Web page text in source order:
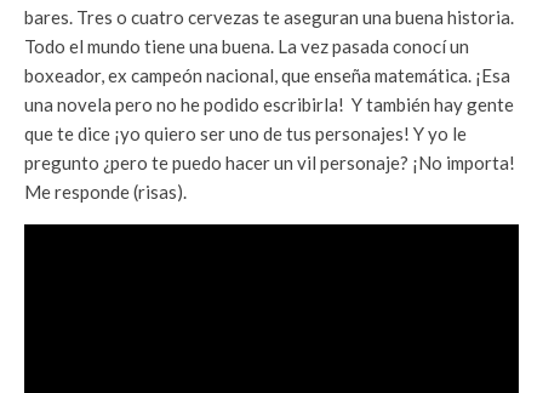
bares. Tres o cuatro cervezas te aseguran una buena historia.
Todo el mundo tiene una buena. La vez pasada conocí un
boxeador, ex campeón nacional, que enseña matemática. ¡Esa
una novela pero no he podido escribirla! Y también hay gente
que te dice ¡yo quiero ser uno de tus personajes! Y yo le
pregunto ¿pero te puedo hacer un vil personaje? ¡No importa!
Me responde (risas).